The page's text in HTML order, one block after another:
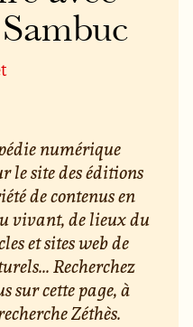
numérique
le site des éditions
de contenus en
vivant, de lieux du
et sites web de
Recherchez
sur cette page, à
Zéthès.